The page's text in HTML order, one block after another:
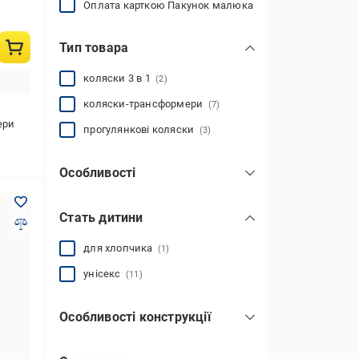
Оплата карткою Пакунок малюка
Тип товара
коляски 3 в 1(2)
коляски-трансформери (7)
прогулянкові коляски (3)
Особливості
для прогулянок
(6)
Стать дитини
для хлопчика (1)
унісекс (11)
Особливості конструкції